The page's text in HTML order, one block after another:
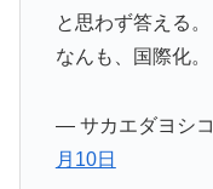
と思わず答える。
なんも、国際化。
— サカエダヨシ
月10日